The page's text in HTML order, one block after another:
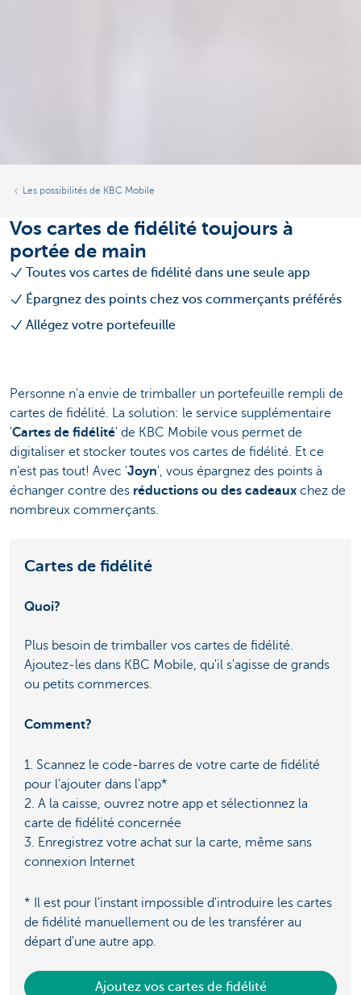
Les possibilités de KBC Mobile
Vos cartes de fidélité toujours à
portée de main
Toutes vos cartes de fidélité dans une seule app
Épargnez des points chez vos commerçants préférés
Allégez votre portefeuille
Personne n'a envie de trimballer un portefeuille rempli de
cartes de fidélité. La solution: le service supplémentaire
'Cartes de fidélité' de KBC Mobile vous permet de
digitaliser et stocker toutes vos cartes de fidélité. Et ce
n’est pas tout! Avec 'Joyn', vous épargnez des points à
échanger contre des réductions ou des cadeaux chez de
nombreux commerçants.
Cartes de fidélité
Quoi?
Plus besoin de trimballer vos cartes de fidélité.
Ajoutez-les dans KBC Mobile, qu'il s'agisse de grands
ou petits commerces.
Comment?
1. Scannez le code-barres de votre carte de fidélité
pour l’ajouter dans l’app*
2. A la caisse, ouvrez notre app et sélectionnez la
carte de fidélité concernée
3. Enregistrez votre achat sur la carte, même sans
connexion Internet
* Il est pour l'instant impossible d'introduire les cartes
de fidélité manuellement ou de les transférer au
départ d'une autre app.
Ajoutez vos cartes de fidélité